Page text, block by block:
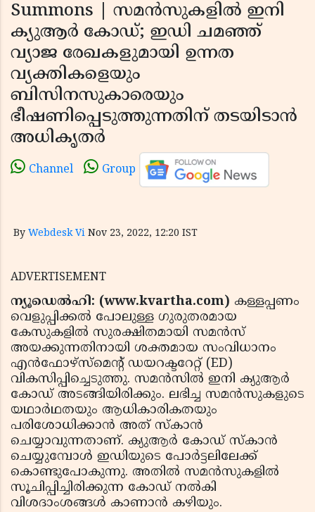
Summons | സമൻസുകളിൽ ഇനി
ക്യുആർ കോഡ്; ഇഡി ചമഞ്ഞ്
വ്യാജ രേഖകളുമായി ഉന്നത
വ്യക്തികളെയും
ബിസിനസുകാരെയും
ഭീഷണിപ്പെടുത്തുന്നതിന് തടയിടാൻ
അധികൃതർ
Channel Group
By Webdesk Vi Nov 23, 2022, 12:20 IST
ADVERTISEMENT
ന്യൂഡെൽഹി: (www.kvartha.com) കള്ളപ്പണം
വെളുപ്പിക്കൽ പോലുള്ള ഗുരുതരമായ
കേസുകളിൽ സുരക്ഷിതമായി സമൻസ്
അയക്കുന്നതിനായി ശക്തമായ സംവിധാനം
എൻഫോഴ്സ്മെന്റ് ഡയറക്ടറേറ്റ് (ED)
വികസിപ്പിച്ചെടുത്തു. സമൻസിൽ ഇനി ക്യുആർ
കോഡ് അടങ്ങിയിരിക്കും. ലഭിച്ച സമൻസുകളുടെ
യഥാർഥതയും ആധികാരികതയും
പരിശോധിക്കാൻ അത് സ്കാൻ
ചെയ്യാവുന്നതാണ്. ക്യുആർ കോഡ് സ്കാൻ
ചെയ്യുമ്പോൾ ഇഡിയുടെ പോർട്ടലിലേക്ക്
കൊണ്ടുപോകുന്നു. അതിൽ സമൻസുകളിൽ
സൂചിപ്പിച്ചിരിക്കുന്ന കോഡ് നൽകി
വിശദാംശങ്ങൾ കാണാൻ കഴിയും.